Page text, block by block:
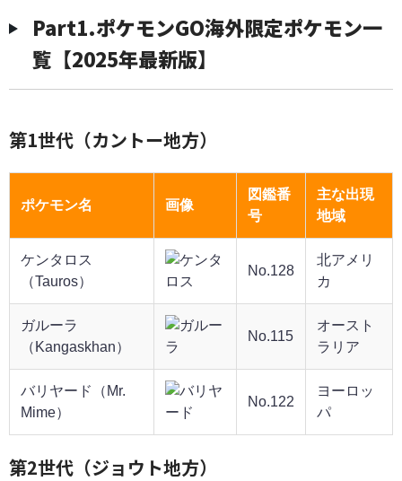
Part1.ポケモンGO海外限定ポケモン一
覧【2025年最新版】
第1世代（カントー地方）
ポケモン名 画像
図鑑番
号
主な出現
地域
ケンタロス
（Tauros）
No.128
北アメリ
カ
ガルーラ
（Kangaskhan）
No.115
オースト
ラリア
バリヤード（Mr.
Mime）
No.122
ヨーロッ
パ
第2世代（ジョウト地方）